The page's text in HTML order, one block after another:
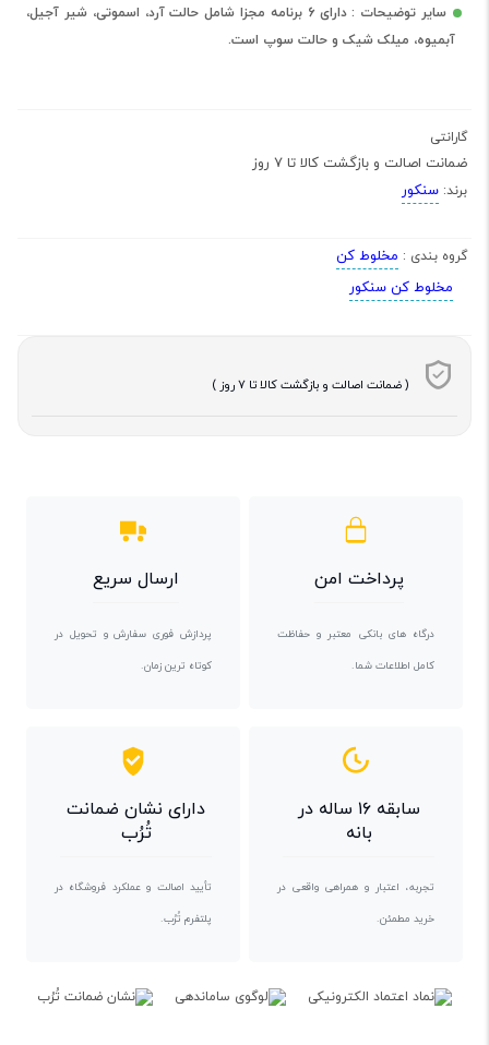
سایر توضیحات : دارای 6 برنامه مجزا شامل حالت آرد، اسموتی، شیر آجیل،
آبمیوه، میلک شیک و حالت سوپ است.
گارانتی
ضمانت اصالت و بازگشت کالا تا 7 روز
برند: سنکور
گروه بندی : مخلوط کن
مخلوط کن سنکور
( ضمانت اصالت و بازگشت کالا تا 7 روز )
پرداخت امن
درگاه های بانکی معتبر و حفاظت
کامل اطلاعات شما.
ارسال سریع
پردازش فوری سفارش و تحویل در
کوتاه ترین زمان.
سابقه ۱۶ ساله در
بانه
تجربه، اعتبار و همراهی واقعی در
خرید مطمئن.
دارای نشان ضمانت
تُرُب
تأیید اصالت و عملکرد فروشگاه در
پلتفرم تُرُب.